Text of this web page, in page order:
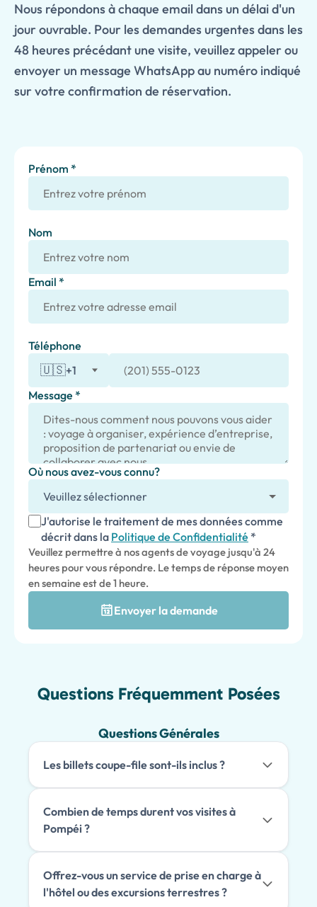
Nous répondons à chaque email dans un délai d'un
jour ouvrable. Pour les demandes urgentes dans les
48 heures précédant une visite, veuillez appeler ou
envoyer un message WhatsApp au numéro indiqué
sur votre confirmation de réservation.
Prénom *
Nom
Email *
Téléphone
🇺🇸+1
Message *
Où nous avez-vous connu?
J'autorise le traitement de mes données comme
décrit dans la Politique de Confidentialité *
Veuillez permettre à nos agents de voyage jusqu'à 24
heures pour vous répondre. Le temps de réponse moyen
en semaine est de 1 heure.
Envoyer la demande
Questions Fréquemment Posées
Questions Générales
Les billets coupe-file sont-ils inclus ?
Combien de temps durent vos visites à
Pompéi ?
Offrez-vous un service de prise en charge à
l'hôtel ou des excursions terrestres ?